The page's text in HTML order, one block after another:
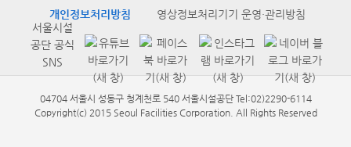
개인정보처리방침
영상정보처리기기 운영·관리방침
서울시설
공단 공식
SNS
04704 서울시 성동구 청계천로 540 서울시설공단 Tel:02)2290-6114
Copyright(c) 2015 Seoul Facilities Corporation. All Rights Reserved